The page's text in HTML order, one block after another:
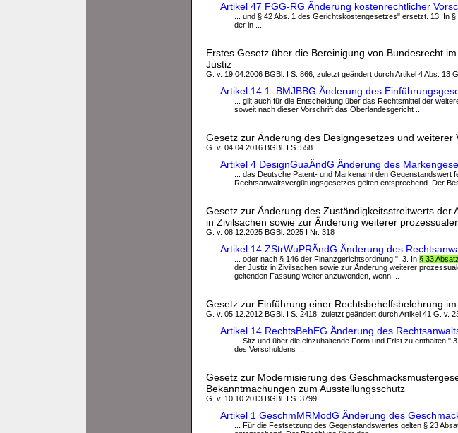
Artikel 47 FGG-RG Änderung kostenrechtlicher
... und § 42 Abs. 1 des Gerichtskostengesetzes" ersetzt. 13. In §
der in ...
Erstes Gesetz über die Bereinigung von Bundesrecht
Justiz
G. v. 19.04.2006 BGBl. I S. 866; zuletzt geändert durch Artikel 4 Abs. 13
Artikel 14 1. BMJBBG Änderung des
... gilt auch für die Entscheidung über das Rechtsmittel der
soweit nach dieser Vorschrift das Oberlandesgericht ...
Gesetz zur Änderung des Designgesetzes und
G. v. 04.04.2016 BGBl. I S. 558
Artikel 4 DesignGuaÄndG Änderung des
... das Deutsche Patent- und Markenamt den Gegenstandswert
Rechtsanwaltsvergütungsgesetzes gelten entsprechend. Der
Gesetz zur Änderung des Zuständigkeitsstreitwerts
in Zivilsachen sowie zur Änderung weiterer
G. v. 08.12.2025 BGBl. 2025 I Nr. 318
Artikel 14 ZStrWuPRÄndG Änderung des
... oder nach § 146 der Finanzgerichtsordnung;". 3. In § 33
der Justiz in Zivilsachen sowie zur Änderung weiterer
geltenden Fassung weiter anzuwenden, wenn ...
Gesetz zur Einführung einer Rechtsbehelfsbelehrung
G. v. 05.12.2012 BGBl. I S. 2418; zuletzt geändert durch Artikel 41 G. v.
Artikel 14 RechtsBehEG Änderung des
... Sitz und über die einzuhaltende Form und Frist zu enthalten."
des Verschuldens ...
Gesetz zur Modernisierung des
Bekanntmachungen zum Ausstellungsschutz
G. v. 10.10.2013 BGBl. I S. 3799
Artikel 1 GeschmMRModG Änderung des
... Für die Festsetzung des Gegenstandswertes gelten § 23